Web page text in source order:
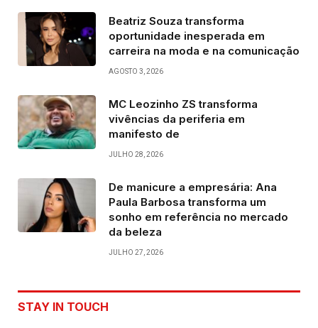
Beatriz Souza transforma
oportunidade inesperada em
carreira na moda e na comunicação
AGOSTO 3, 2026
MC Leozinho ZS transforma
vivências da periferia em
manifesto de
JULHO 28, 2026
De manicure a empresária: Ana
Paula Barbosa transforma um
sonho em referência no mercado
da beleza
JULHO 27, 2026
STAY IN TOUCH